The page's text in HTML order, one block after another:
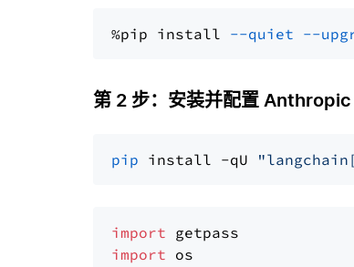
%pip install --quiet --
第 2 步：安装并配置
pip install -qU
import
import os